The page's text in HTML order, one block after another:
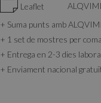
Leaflet
+ Suma punts amb
+ 1 set de mostres per
+ Entrega en 2-3 dies
+ Enviament nacional